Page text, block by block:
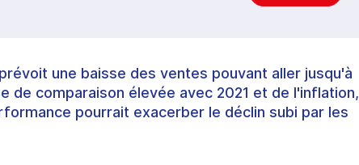
une baisse des ventes pouvant aller jusqu'à
de comparaison élevée avec 2021 et de l'inflation,
pourrait exacerber le déclin subi par les